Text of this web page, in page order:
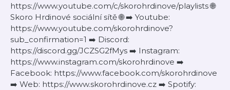
https://www.youtube.com/c/skorohrdinove/playlists 🌐
Skoro Hrdinové sociální sítě 🌐 ➡️ Youtube:
https://www.youtube.com/skorohrdinove?
sub_confirmation=1 ➡️ Discord:
https://discord.gg/JCZSG2fMys ➡️ Instagram:
https://www.instagram.com/skorohrdinove ➡️
Facebook: https://www.facebook.com/skorohrdinove
➡️ Web: https://www.skorohrdinove.cz ➡️ Spotify: